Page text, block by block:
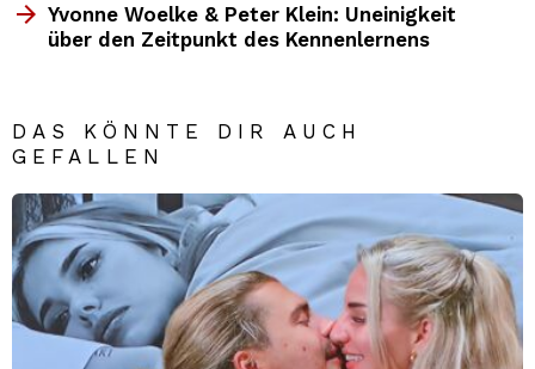
Yvonne Woelke & Peter Klein: Uneinigkeit
über den Zeitpunkt des Kennenlernens
DAS KÖNNTE DIR AUCH
GEFALLEN